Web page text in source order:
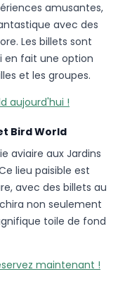
amusantes,
avec des
Les billets sont
en fait une option
et les groupes.
aujourd'hui !
Bird World
aviaire aux Jardins
lieu paisible est
avec des billets au
non seulement
toile de fond
maintenant !